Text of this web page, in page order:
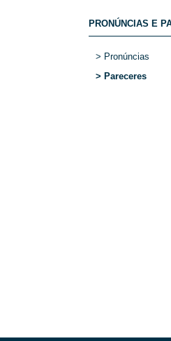
PRONÚNCIAS E
> Pronúncias
> Pareceres